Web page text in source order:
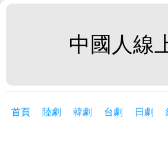
中國人線
首頁 陸劇 韓劇 台劇 日劇